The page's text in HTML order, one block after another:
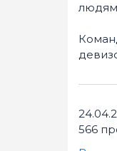
людям
566